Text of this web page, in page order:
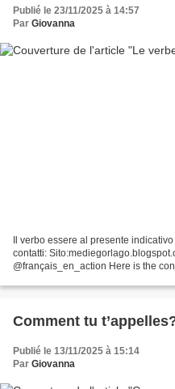
Publié le 23/11/2025 à 14:57
Par Giovanna
Il verbo essere al presente
contatti:
@français_en_action Here is the
Comment tu
Publié le 13/11/2025 à 15:14
Par Giovanna